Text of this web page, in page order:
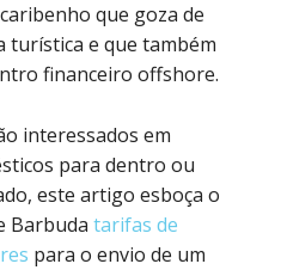
que goza de
e que também
financeiro offshore.
interessados em
para dentro ou
este artigo esboça o
Barbuda tarifas de
para o envio de um